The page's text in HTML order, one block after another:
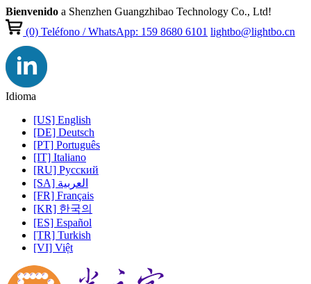
Bienvenido a Shenzhen Guangzhibao Technology Co., Ltd!
(0)Teléfono / WhatsApp: 159 8680 6101 lightbo@lightbo.cn
Idioma
[US] English
[DE] Deutsch
[PT] Português
[IT] Italiano
[RU] Pусский
[SA] العربية
[FR] Français
[KR] 한국의
[ES] Español
[TR] Turkish
[VI] Việt